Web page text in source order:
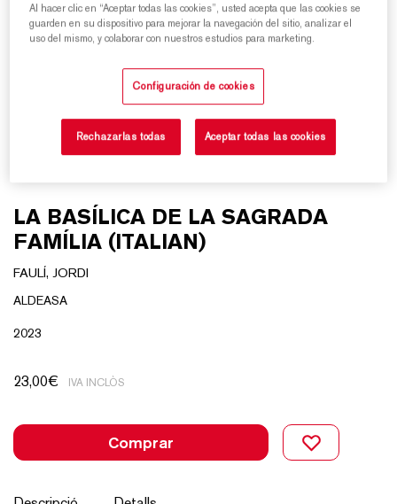
LA BASÍLICA DE LA SAGRADA
FAMÍLIA (ITALIAN)
FAULÍ, JORDI
ALDEASA
2023
23,00€ IVA INCLÒS
Comprar
Al hacer clic en “Aceptar todas las cookies”, usted acepta que las cookies se
guarden en su dispositivo para mejorar la navegación del sitio, analizar el
uso del mismo, y colaborar con nuestros estudios para marketing.
Configuración de cookies
Rechazarlas todas Aceptar todas las cookies